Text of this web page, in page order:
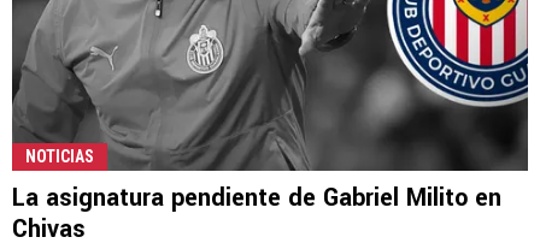
NOTICIAS
La asignatura pendiente de Gabriel Milito en
Chivas